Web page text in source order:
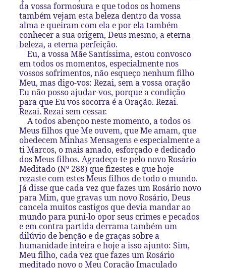
da vossa formosura e que todos os homens
também vejam esta beleza dentro da vossa
alma e queiram com ela e por ela também
conhecer a sua origem, Deus mesmo, a eterna
beleza, a eterna perfeição.
Eu, a vossa Mãe Santíssima, estou convosco
em todos os momentos, especialmente nos
vossos sofrimentos, não esqueço nenhum filho
Meu, mas digo-vos: Rezai, sem a vossa oração
Eu não posso ajudar-vos, porque a condição
para que Eu vos socorra é a Oração. Rezai.
Rezai. Rezai sem cessar.
A todos abençoo neste momento, a todos os
Meus filhos que Me ouvem, que Me amam, que
obedecem Minhas Mensagens e especialmente a
ti Marcos, o mais amado, esforçado e dedicado
dos Meus filhos. Agradeço-te pelo novo Rosário
Meditado (Nº 288) que fizestes e que hoje
rezaste com estes Meus filhos de todo o mundo.
Já disse que cada vez que fazes um Rosário novo
para Mim, que gravas um novo Rosário, Deus
cancela muitos castigos que devia mandar ao
mundo para puni-lo opor seus crimes e pecados
e em contra partida derrama também um
dilúvio de benção e de graças sobre a
humanidade inteira e hoje a isso ajunto: Sim,
Meu filho, cada vez que fazes um Rosário
meditado novo o Meu Coração Imaculado